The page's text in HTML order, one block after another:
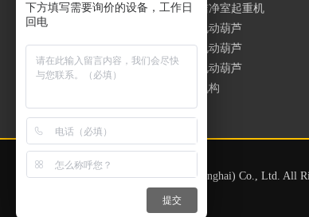
无尘洁净室起重机
双梁电动葫芦
单梁电动葫芦
环链电动葫芦
起重机构
Copyright 2026 Eurohoist (Shanghai) Co., Ltd. All
31011202021147号
下方填写需要询价的设备，工作日
回电
提交